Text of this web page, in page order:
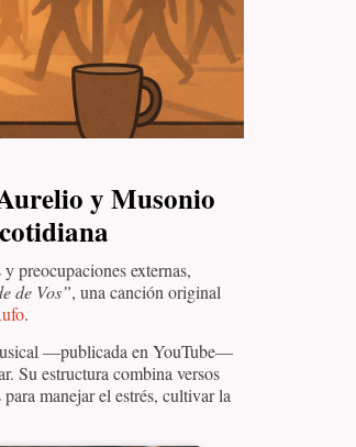
y Musonio
preocupaciones externas,
de Vos”, una canción original
.
—publicada en YouTube—
Su estructura combina versos
manejar el estrés, cultivar la